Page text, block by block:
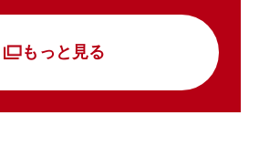
もっと見る